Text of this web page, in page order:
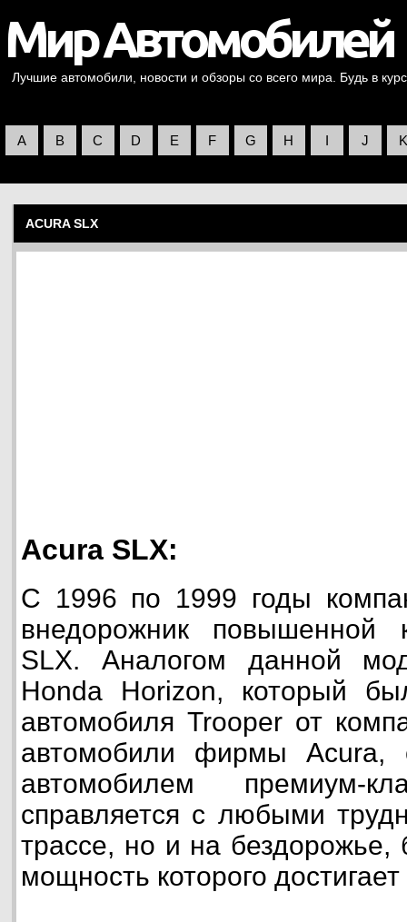
Лучшие автомобили, новости и обзоры со всего мира. Будь в
A B C D E F G H I J K
ACURA SLX
Acura SLX:
С 1996 по 1999 годы
внедорожник повышенной
SLX. Аналогом данной
Honda Horizon, который
автомобиля Trooper от
автомобили фирмы Acura,
автомобилем премиум-
справляется с любыми
трассе, но и на бездорожье,
мощность которого